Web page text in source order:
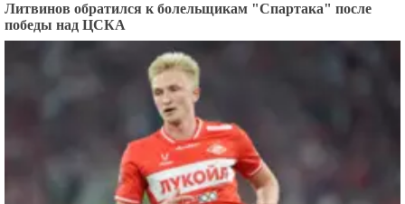
Литвинов обратился к болельщикам "Спартака" после
победы над ЦСКА